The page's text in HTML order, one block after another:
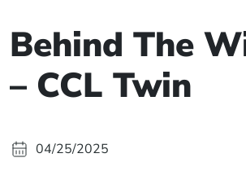
Behind The
– CCL Twin
04/25/2025